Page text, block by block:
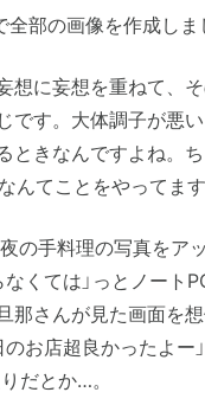
部の画像を作成しま
想に妄想を重ねて、
です。大体調子が悪
ときなんですよね。
てことをやってます
の手料理の写真をア
くては」っとノート
那さんが見た画面を
お店超良かったよー
だとか…。